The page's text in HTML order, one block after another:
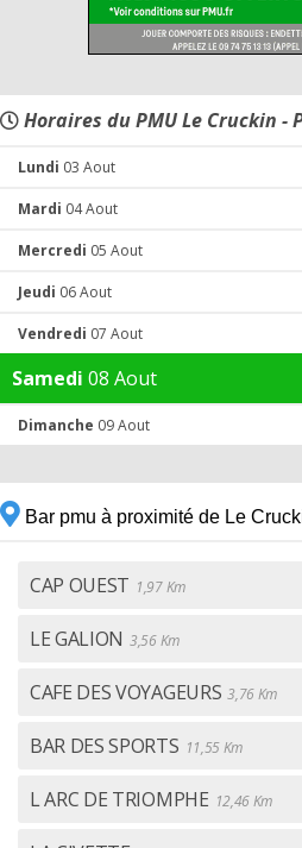
Horaires du PMU Le Cruckin -
Lundi 03 Aout
Mardi 04 Aout
Mercredi 05 Aout
Jeudi 06 Aout
Vendredi 07 Aout
Samedi 08 Aout
Dimanche 09 Aout
Bar pmu à proximité de Le
CAP OUEST 1,97 Km
LE GALION 3,56 Km
CAFE DES VOYAGEURS 3,76 Km
BAR DES SPORTS 11,55 Km
L ARC DE TRIOMPHE 12,46 Km